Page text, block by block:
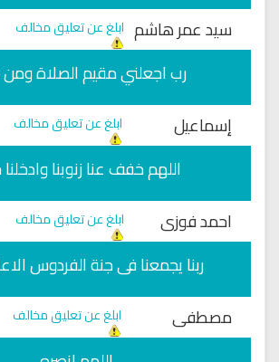
سيد عمر هاشم ابلغ عن تعليق مخالف
رب اجعلني مقيم الصلاة ومن
إسماعيل
ابلغ عن تعليق مخالف
اللهم خفف عنا زنوبنا
احمد فوزى
ابلغ عن تعليق مخالف
ربنا يجمعنا فى جنة الفردوس
مصطفى
ابلغ عن تعليق مخالف